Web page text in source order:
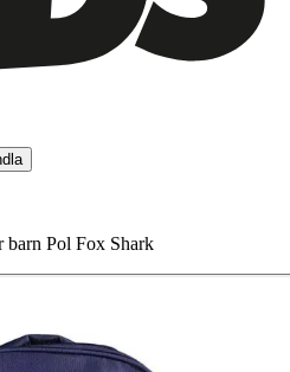
barn Pol Fox Shark